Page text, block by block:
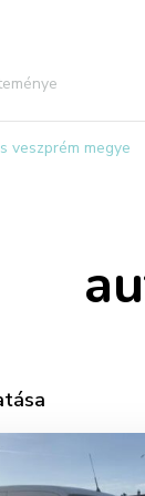
veszprém megye